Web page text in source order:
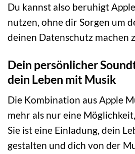
Du kannst also beruhigt
nutzen, ohne dir Sorgen um
deinen Datenschutz machen
Dein persönlicher
dein Leben mit Musik
Die Kombination aus Apple
mehr als nur eine
Sie ist eine Einladung, dein
gestalten und dich von der